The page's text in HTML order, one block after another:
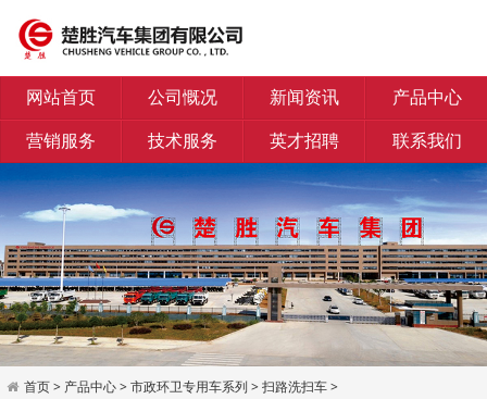
网站首页 公司慨况 新闻资讯
产品中心
营销服务
技术服务 英才招聘 联系我们
首页> 产品中心>市政环卫专用车系列>扫路洗扫车>